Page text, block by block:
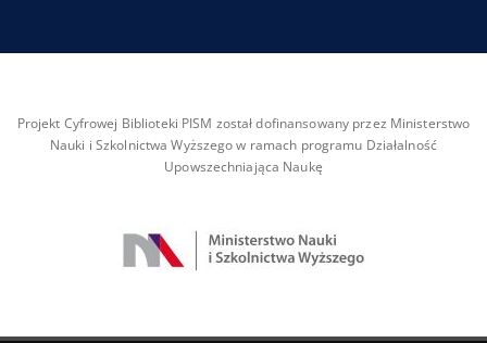
Projekt Cyfrowej Biblioteki PISM został dofinansowany przez Ministerstwo
Nauki i Szkolnictwa Wyższego w ramach programu Działalność
Upowszechniająca Naukę